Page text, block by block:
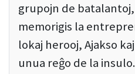
grupojn de
memorigis la
lokaj herooj, Ajakso
unua reĝo de la insulo.